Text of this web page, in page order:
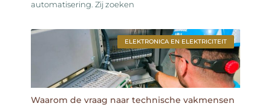
automatisering. Zij zoeken
ELEKTRONICA EN ELEKTRICITEIT
Waarom de vraag naar technische vakmensen